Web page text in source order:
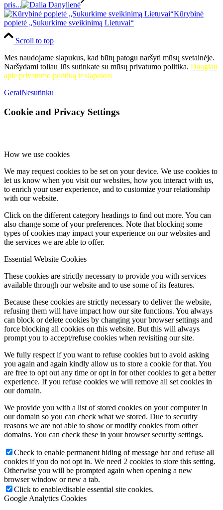
pris...
Kūrybinė
popietė „Sukurkime sveikinimą Lietuvai“
Scroll to top
Mes naudojame slapukus, kad būtų patogu naršyti mūsų svetainėje.
Naršydami toliau Jūs sutinkate su mūsų privatumo politika. Daugiau
apie privatumo politiką ir slapukus
GeraiNesutinku
Cookie and Privacy Settings
How we use cookies
We may request cookies to be set on your device. We use cookies to
let us know when you visit our websites, how you interact with us,
to enrich your user experience, and to customize your relationship
with our website.
Click on the different category headings to find out more. You can
also change some of your preferences. Note that blocking some
types of cookies may impact your experience on our websites and
the services we are able to offer.
Essential Website Cookies
These cookies are strictly necessary to provide you with services
available through our website and to use some of its features.
Because these cookies are strictly necessary to deliver the website,
refusing them will have impact how our site functions. You always
can block or delete cookies by changing your browser settings and
force blocking all cookies on this website. But this will always
prompt you to accept/refuse cookies when revisiting our site.
We fully respect if you want to refuse cookies but to avoid asking
you again and again kindly allow us to store a cookie for that. You
are free to opt out any time or opt in for other cookies to get a better
experience. If you refuse cookies we will remove all set cookies in
our domain.
We provide you with a list of stored cookies on your computer in
our domain so you can check what we stored. Due to security
reasons we are not able to show or modify cookies from other
domains. You can check these in your browser security settings.
Check to enable permanent hiding of message bar and refuse all
cookies if you do not opt in. We need 2 cookies to store this setting.
Otherwise you will be prompted again when opening a new
browser window or new a tab.
Click to enable/disable essential site cookies.
Google Analytics Cookies